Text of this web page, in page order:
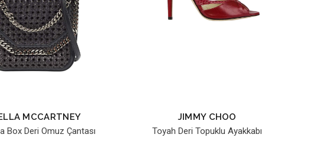
MCCARTNEY
Box Deri Omuz Çantası
JIMMY CHOO
Toyah Deri Topuklu Ayakkabı